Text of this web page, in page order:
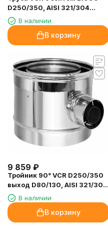
D250/350, AISI 321/304
(Вулкан)
В наличии
В корзину
9 859 ₽
Тройник 90° VCR D250/350
выход D80/130, AISI 321/304
(Вулкан)
В наличии
В корзину